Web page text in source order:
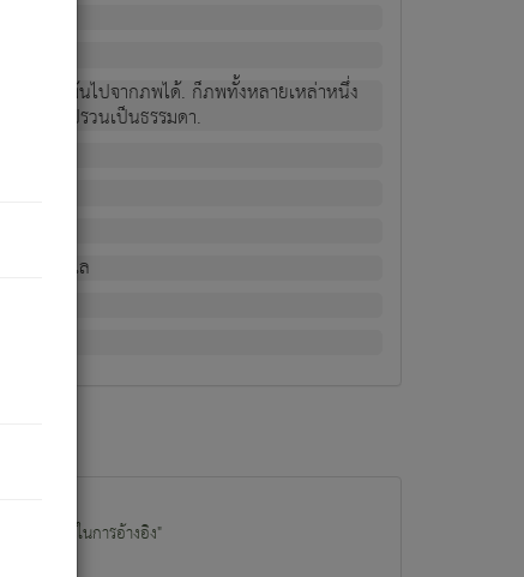
นผู้หลุดพ้นไปจากภพได้. ก็ภพทั้งหลายเหล่าหนึ่ง
ามแปรปรวนเป็นธรรมดา.
ย.
ป). ดังนี้แล
มูลไปใช้ในการอ้างอิง"